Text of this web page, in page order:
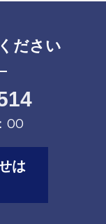
ださい
00
は